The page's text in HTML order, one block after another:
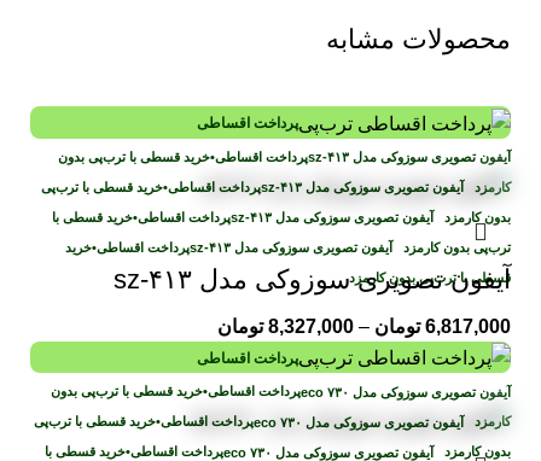
محصولات مشابه
پرداخت اقساطی
پرداخت اقساطی•خرید قسطی با ترب‌پی بدون
کارمزد پرداخت اقساطی•خرید قسطی با ترب‌پی
بدون کارمزد پرداخت اقساطی•خرید قسطی با
ترب‌پی بدون کارمزد پرداخت اقساطی•خرید
قسطی با ترب‌پی بدون کارمزد
آیفون تصویری سوزوکی مدل sz-۴۱۳
6,817,000 تومان –
8,327,000 تومان
پرداخت اقساطی
پرداخت اقساطی•خرید قسطی با ترب‌پی بدون
کارمزد پرداخت اقساطی•خرید قسطی با ترب‌پی
بدون کارمزد پرداخت اقساطی•خرید قسطی با